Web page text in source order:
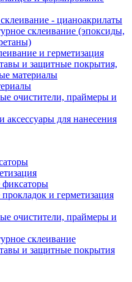
- цианоакрилаты
склеивание (эпоксиды,
и герметизация
и защитные покрытия,
материалы
очистители, праймеры и
аксессуары для нанесения
фиксаторы
и герметизация
очистители, праймеры и
склеивание
и защитные покрытия